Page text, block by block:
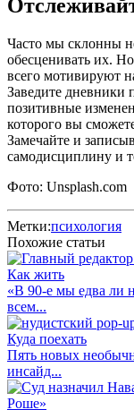
Часто мы склонны
обесценивать их.
всего мотивируют
Заведите дневники
позитивные
которого вы
Замечайте и
самодисциплину и
Фото: Unsplash.com
Метки:психология
Похожие статьи
Как жить
«В 90-е мы едва ли
всем...
Куда поехать
Пять новых
инсайд...